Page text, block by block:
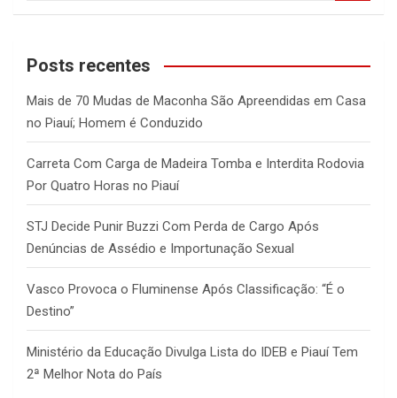
a
c
Posts recentes
Mais de 70 Mudas de Maconha São Apreendidas em Casa
no Piauí; Homem é Conduzido
Carreta Com Carga de Madeira Tomba e Interdita Rodovia
Por Quatro Horas no Piauí
STJ Decide Punir Buzzi Com Perda de Cargo Após
Denúncias de Assédio e Importunação Sexual
Vasco Provoca o Fluminense Após Classificação: “É o
Destino”
Ministério da Educação Divulga Lista do IDEB e Piauí Tem
2ª Melhor Nota do País